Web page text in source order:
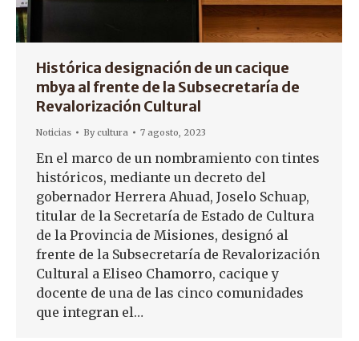
Histórica designación de un cacique
mbya al frente de la Subsecretaría de
Revalorización Cultural
Noticias Bycultura 7 agosto, 2023
En el marco de un nombramiento con tintes
históricos, mediante un decreto del
gobernador Herrera Ahuad, Joselo Schuap,
titular de la Secretaría de Estado de Cultura
de la Provincia de Misiones, designó al
frente de la Subsecretaría de Revalorización
Cultural a Eliseo Chamorro, cacique y
docente de una de las cinco comunidades
que integran el…